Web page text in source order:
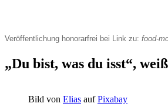
Veröffentlichung honorarfrei bei Link zu: food-
„Du bist, was du isst“,
Bild von Elias aufPixabay